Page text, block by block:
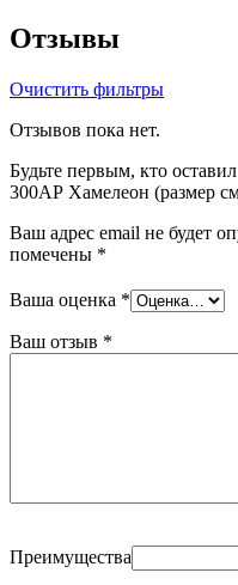
Отзывы
Очистить фильтры
Отзывов пока нет.
Будьте первым, кто
300АР Хамелеон (размер
Ваш адрес email не будет
помечены *
Ваша оценка *
Ваш отзыв *
Преимущества